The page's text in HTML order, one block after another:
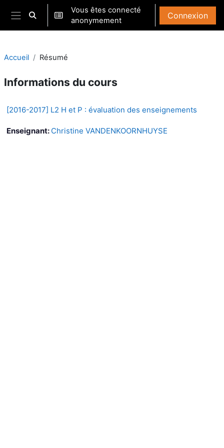
Passer au contenu principal
Panneau latéral
Activer/désactiver la saisie de recherche
Vous êtes connecté
anonymement
Connexion
Accueil Résumé
Informations du cours
[2016-2017] L2 H et P : évaluation des enseignements
Enseignant: Christine VANDENKOORNHUYSE